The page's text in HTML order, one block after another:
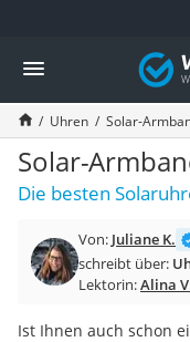
Die beliebtesten
Mode
Boxershorts
Cellulite-Leggings
Herrensocken
Polarisierte Sonnenbrille
Hausschuhe Herren
Suunto-Uhr
Überzieh-Sonnenbrille
Sneaker Herren
Uhren Solar-
Solar-
Die besten
Von: Juliane K.
schreibt über:
Lektorin:Alina
Ist Ihnen auch schon